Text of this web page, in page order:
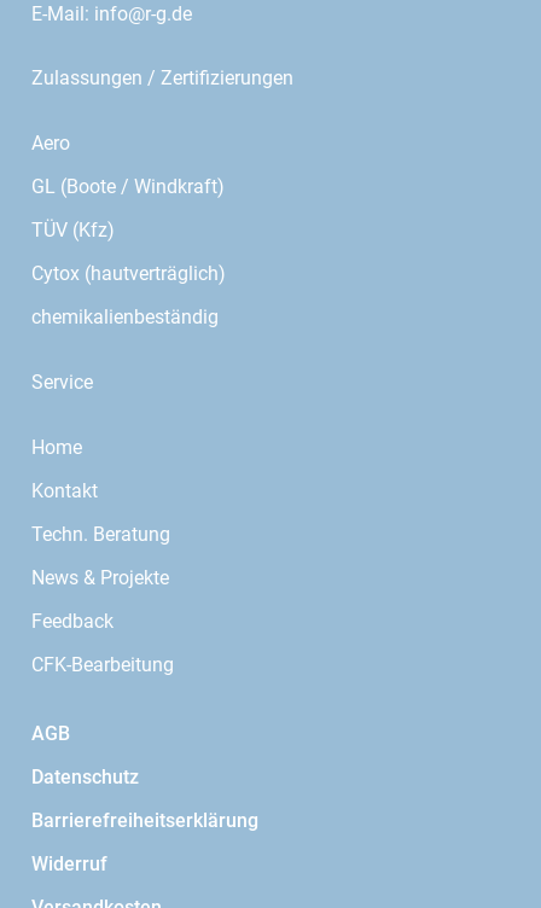
E-Mail: info@r-g.de
Zulassungen / Zertifizierungen
Aero
GL (Boote / Windkraft)
TÜV (Kfz)
Cytox (hautverträglich)
chemikalienbeständig
Service
Home
Kontakt
Techn. Beratung
News & Projekte
Feedback
CFK-Bearbeitung
AGB
Datenschutz
Barrierefreiheitserklärung
Widerruf